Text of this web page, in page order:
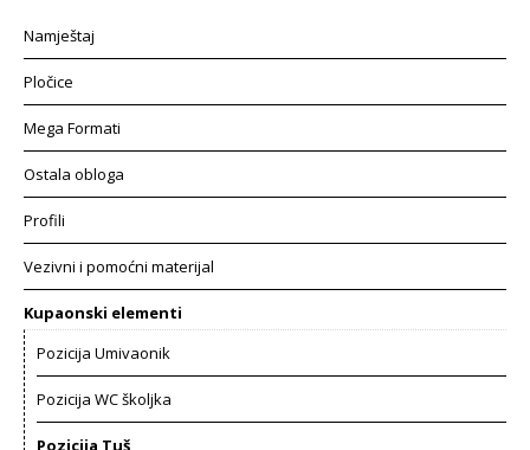
Namještaj
Pločice
Mega Formati
Ostala obloga
Profili
Vezivni i pomoćni materijal
Kupaonski elementi
Pozicija Umivaonik
Pozicija WC školjka
Pozicija Tuš